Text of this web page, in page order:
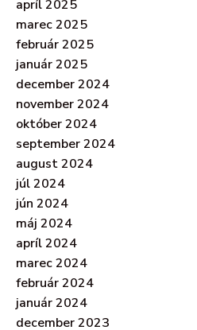
apríl 2025
marec 2025
február 2025
január 2025
december 2024
november 2024
október 2024
september 2024
august 2024
júl 2024
jún 2024
máj 2024
apríl 2024
marec 2024
február 2024
január 2024
december 2023